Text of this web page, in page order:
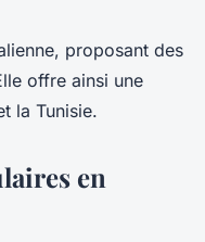
proposant des
offre ainsi une
la Tunisie.
en